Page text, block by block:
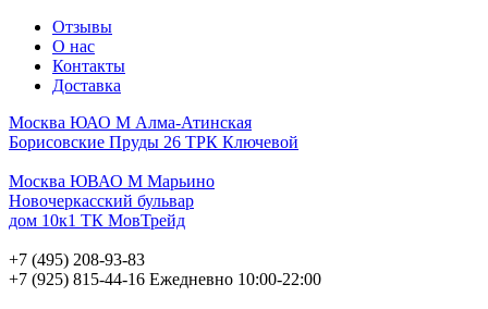
Отзывы
О нас
Контакты
Доставка
Москва ЮАО М Алма-Атинская
Борисовские Пруды 26 ТРК Ключевой
Москва ЮВАО М Марьино
Новочеркасский бульвар
дом 10к1 ТК МовТрейд
+7 (495) 208-93-83
+7 (925) 815-44-16 Ежедневно 10:00-22:00